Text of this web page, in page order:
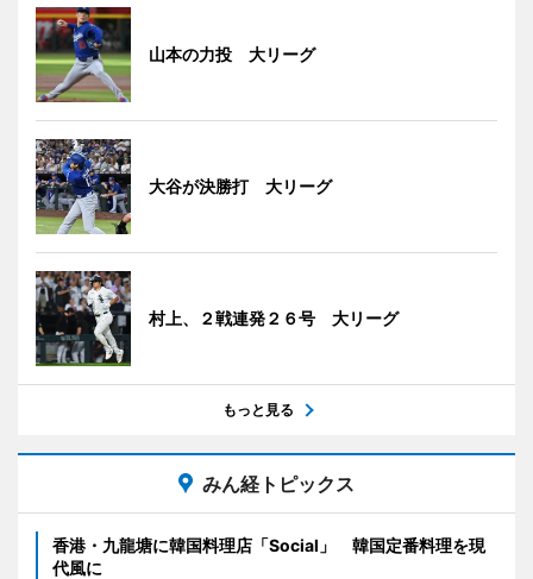
山本の力投 大リーグ
大谷が決勝打 大リーグ
村上、２戦連発２６号 大リーグ
もっと見る
みん経トピックス
香港・九龍塘に韓国料理店「Social」 韓国定番料理を現
代風に